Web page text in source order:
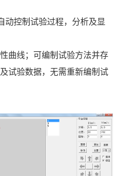
动控制试验过程，分析及显
曲线；可编制试验方法并存
试验数据，无需重新编制试